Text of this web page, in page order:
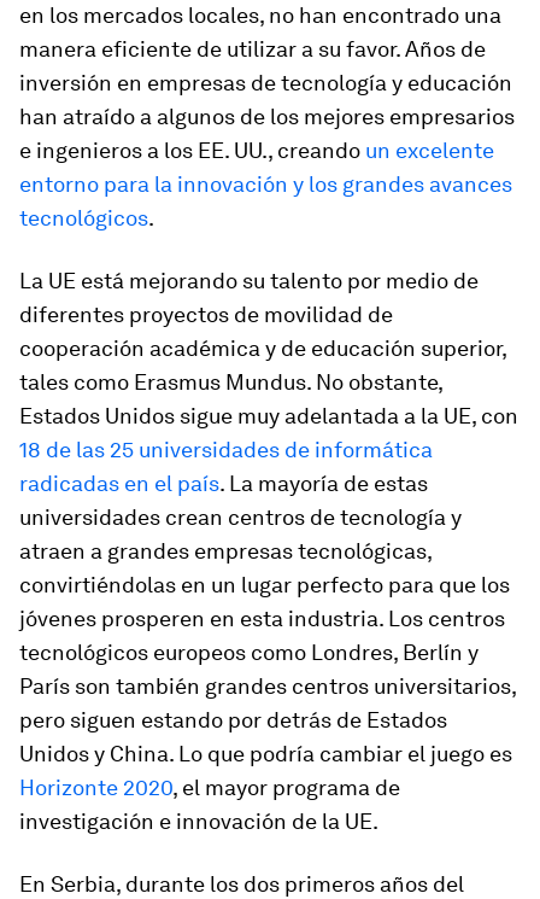
en los mercados locales, no han encontrado una
manera eficiente de utilizar a su favor. Años de
inversión en empresas de tecnología y educación
han atraído a algunos de los mejores empresarios
e ingenieros a los EE. UU., creando un excelente
entorno para la innovación y los grandes avances
tecnológicos.
La UE está mejorando su talento por medio de
diferentes proyectos de movilidad de
cooperación académica y de educación superior,
tales como Erasmus Mundus. No obstante,
Estados Unidos sigue muy adelantada a la UE, con
18 de las 25 universidades de informática
radicadas en el país. La mayoría de estas
universidades crean centros de tecnología y
atraen a grandes empresas tecnológicas,
convirtiéndolas en un lugar perfecto para que los
jóvenes prosperen en esta industria. Los centros
tecnológicos europeos como Londres, Berlín y
París son también grandes centros universitarios,
pero siguen estando por detrás de Estados
Unidos y China. Lo que podría cambiar el juego es
Horizonte 2020, el mayor programa de
investigación e innovación de la UE.
En Serbia, durante los dos primeros años del